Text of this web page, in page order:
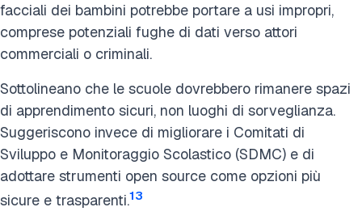
facciali dei bambini potrebbe portare a usi impropri,
comprese potenziali fughe di dati verso attori
commerciali o criminali.
Sottolineano che le scuole dovrebbero rimanere spazi
di apprendimento sicuri, non luoghi di sorveglianza.
Suggeriscono invece di migliorare i Comitati di
Sviluppo e Monitoraggio Scolastico (SDMC) e di
adottare strumenti open source come opzioni più
sicure e trasparenti.13